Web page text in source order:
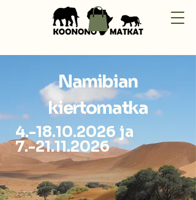
Namibian
kiertomatka
4.-18.10.2026ja
7.-21.11.2026